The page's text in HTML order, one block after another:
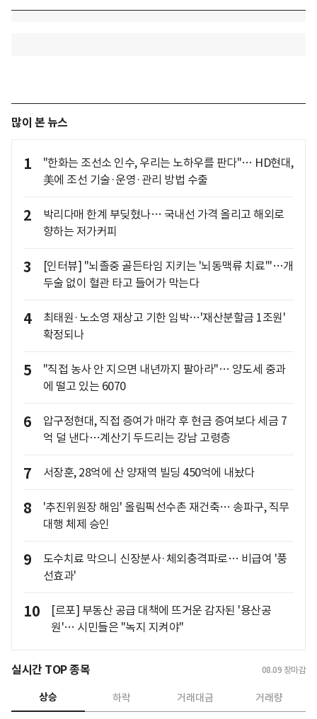
많이 본 뉴스
1
"한화는 조선소 인수, 우리는 노하우를 판다"… HD현대,
美에 조선 기술·운영·관리 방법 수출
2
박리다매 한계 부딪혔나… 국내선 가격 올리고 해외로
향하는 저가커피
3
[인터뷰] "뇌졸중 골든타임 지키는 '뇌동맥류 치료'"…개
두술 없이 혈관 타고 들어가 막는다
4
최태원·노소영 재상고 기한 임박…'재산분할금 1조원'
확정되나
5
"직접 농사 안 지으면 내년까지 팔아라"… 양도세 중과
에 떨고 있는 6070
6
압구정현대, 직접 증여가 매각 후 현금 증여보다 세금 7
억 덜 낸다…계산기 두드리는 강남 고령층
7 서장훈, 28억에 산 양재역 빌딩 450억에 내놨다
8
'추진위원장 해임' 올림픽선수촌 재건축… 송파구, 직무
대행 체제 승인
9
도수치료 막으니 신장분사·체외충격파로… 비급여 '풍
선효과'
10
[르포] 부동산 공급 대책에 뜨거운 감자된 '용산공
원'… 시민들은 "녹지 지켜야"
실시간 TOP 종목 08.09 장마감
상승 하락 거래대금 거래량